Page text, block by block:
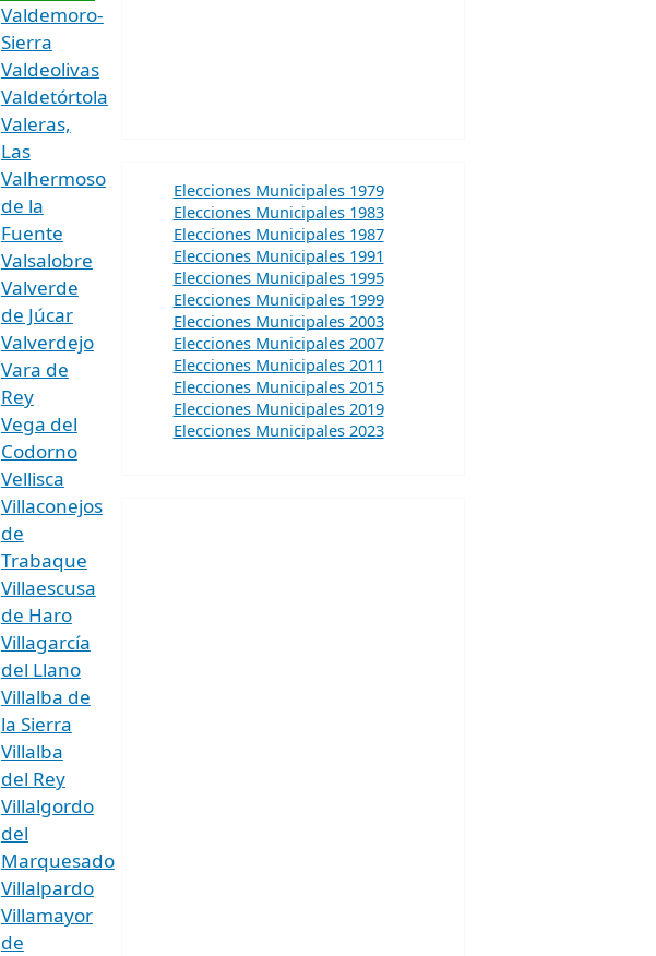
Valdemoro-
Sierra
Valdeolivas
Valdetórtola
Valeras,
Las
Valhermoso
de la
Fuente
Valsalobre
Valverde
de Júcar
Valverdejo
Vara de
Rey
Vega del
Codorno
Vellisca
Villaconejos
de
Trabaque
Villaescusa
de Haro
Villagarcía
del Llano
Villalba de
la Sierra
Villalba
del Rey
Villalgordo
del
Marquesado
Villalpardo
Villamayor
de
Elecciones Municipales 1979
Elecciones Municipales 1983
Elecciones Municipales 1987
Elecciones Municipales 1991
Elecciones Municipales 1995
Elecciones Municipales 1999
Elecciones Municipales 2003
Elecciones Municipales 2007
Elecciones Municipales 2011
Elecciones Municipales 2015
Elecciones Municipales 2019
Elecciones Municipales 2023